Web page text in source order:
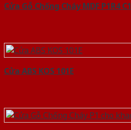
Cửa Gỗ Chống Cháy MDF P1R4 C1
Cửa ABS KOS 101E